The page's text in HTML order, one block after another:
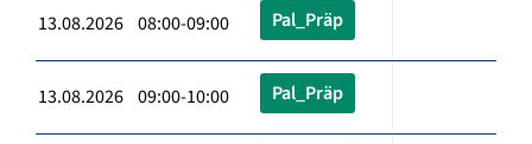
13.08.2026 08:00-09:00 Pal_Präp
13.08.2026 09:00-10:00 Pal_Präp